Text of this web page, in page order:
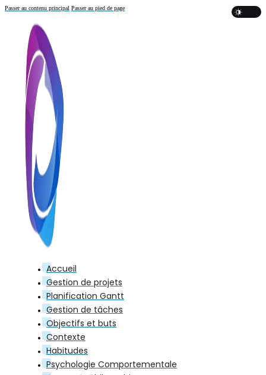
Passer au contenu principal Passer au pied de page
Accueil
Gestion de projets
Planification Gantt
Gestion de tâches
Objectifs et buts
Contexte
Habitudes
Psychologie Comportementale